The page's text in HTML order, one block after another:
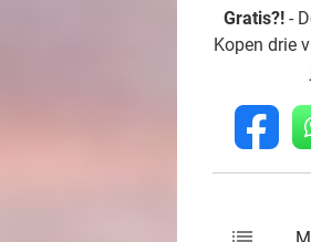
Gratis?! -
Kopen drie
fb